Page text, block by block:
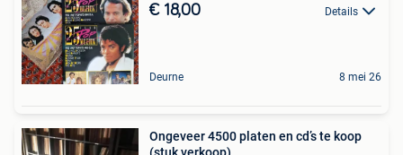
€ 18,00 Details
Deurne 8 mei 26
Ongeveer 4500 platen en cd’s te koop
(stuk verkoop)